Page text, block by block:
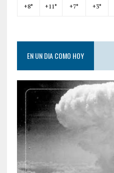
+8° +11° +7° +3°
EN UN DIA COMO HOY